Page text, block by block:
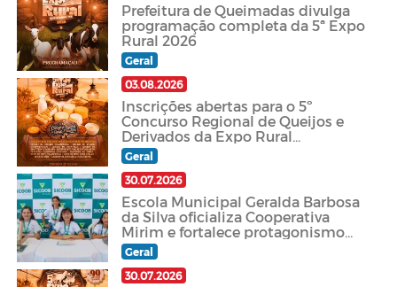
Prefeitura de Queimadas divulga
programação completa da 5ª Expo
Rural 2026
Geral
03.08.2026
Inscrições abertas para o 5º
Concurso Regional de Queijos e
Derivados da Expo Rural
Queimadas 2026
Geral
30.07.2026
Escola Municipal Geralda Barbosa
da Silva oficializa Cooperativa
Mirim e fortalece protagonismo
estudantil
Geral
30.07.2026